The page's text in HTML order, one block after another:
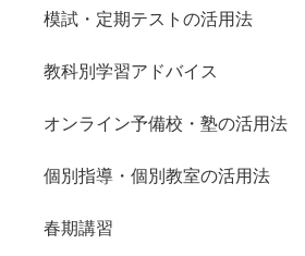
模試・定期テストの活用法
教科別学習アドバイス
オンライン予備校・塾の活用法
個別指導・個別教室の活用法
春期講習